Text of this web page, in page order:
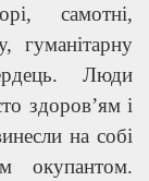
самотні,
гуманітарну
Люди
здоров’ям і
на собі
окупантом.